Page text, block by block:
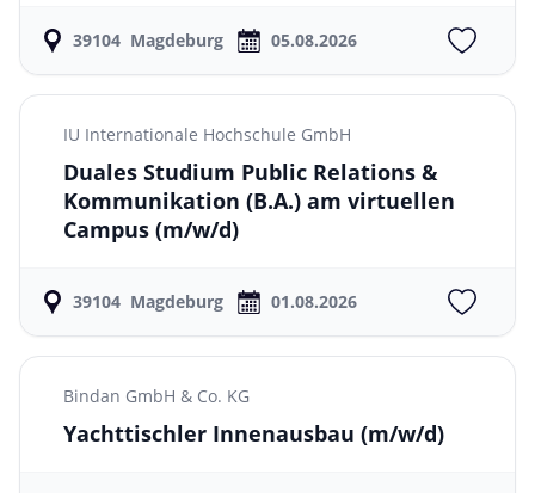
39104 Magdeburg 05.08.2026
IU Internationale Hochschule GmbH
Duales Studium Public Relations &
Kommunikation (B.A.) am virtuellen
Campus (m/w/d)
39104 Magdeburg 01.08.2026
Bindan GmbH & Co. KG
Yachttischler Innenausbau (m/w/d)